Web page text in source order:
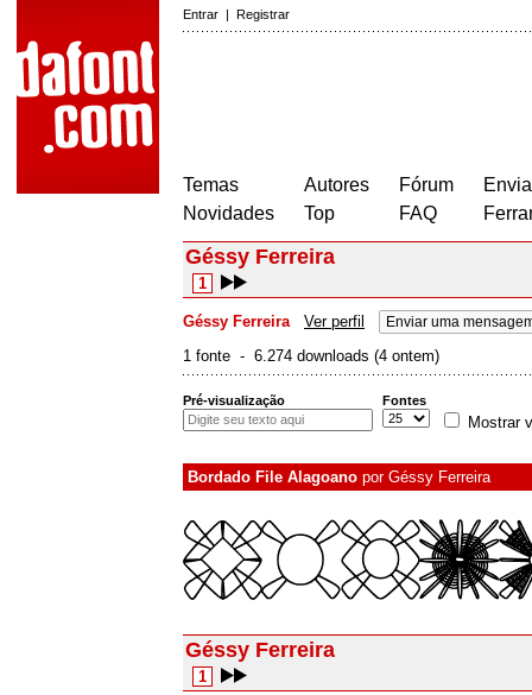
Entrar | Registrar
Temas
Novidades
Autores
Top
Fórum
FAQ
Géssy Ferreira
1
Géssy Ferreira Ver perfil Enviar uma
1 fonte - 6.274 downloads (4 ontem)
Pré-visualização Fontes
Mostrar
Bordado File Alagoano por Géssy Ferreira
Géssy Ferreira
1